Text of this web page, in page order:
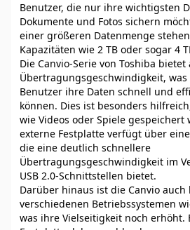
Benutzer, die nur ihre wichtigsten
Dokumente und Fotos sichern
einer größeren Datenmenge
Kapazitäten wie 2 TB oder sogar 4
Die Canvio-Serie von Toshiba
Übertragungsgeschwindigkeit, was
Benutzer ihre Daten schnell und
können. Dies ist besonders
wie Videos oder Spiele gespeichert
externe Festplatte verfügt über
die eine deutlich schnellere
Übertragungsgeschwindigkeit im
USB 2.0-Schnittstellen bietet.
Darüber hinaus ist die Canvio
verschiedenen Betriebssystemen
was ihre Vielseitigkeit noch erhöht.